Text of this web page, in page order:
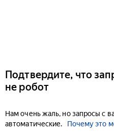
Подтвердите, что
не робот
Нам очень жаль, но запросы с
автоматические.
Почему это